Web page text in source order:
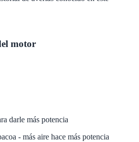
motor
darle más potencia
- más aire hace más potencia